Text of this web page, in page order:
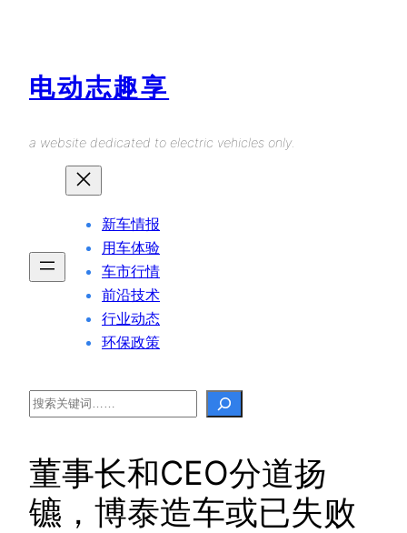
电动志趣享
a website dedicated to electric vehicles only.
新车情报
用车体验
车市行情
前沿技术
行业动态
环保政策
Search
董事长和CEO分道扬
镳，博泰造车或已失败